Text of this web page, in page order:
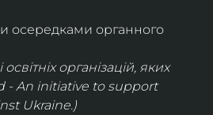
осередками органного
організацій, яких
- An initiative to support
Ukraine.)